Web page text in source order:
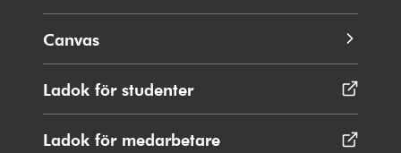
Canvas
Ladok för studenterÖppnas
i
Ladok för medarbetare